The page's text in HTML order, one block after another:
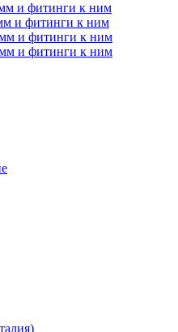
и фитинги к ним
и фитинги к ним
и фитинги к ним
и фитинги к ним